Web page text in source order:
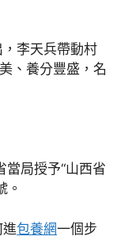
李天兵帶動村
、養分豐盛，名
局授予“山西省
。
包養網一個步